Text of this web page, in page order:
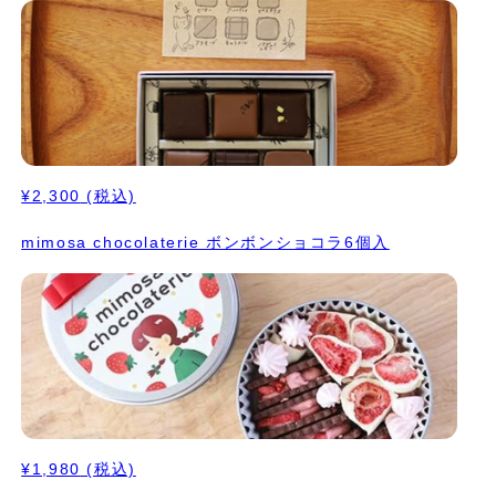
¥2,300 (税込)
mimosa chocolaterie ボンボンショコラ6個入
¥1,980 (税込)